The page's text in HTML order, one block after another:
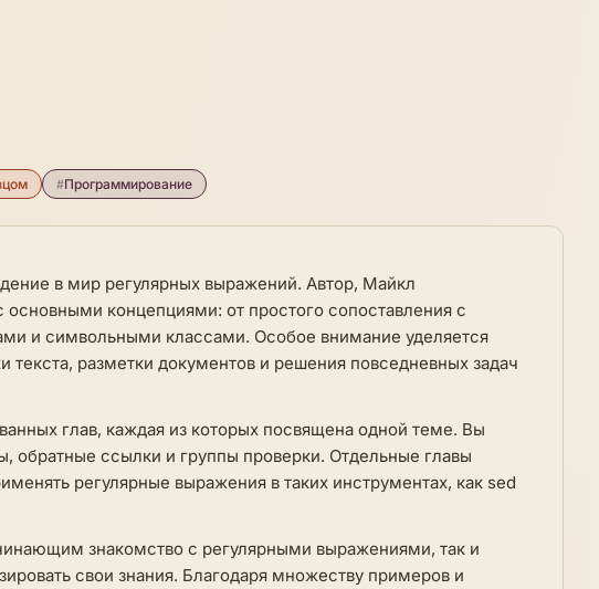
#Программирование
в мир регулярных выражений. Автор, Майкл
концепциями: от простого сопоставления с
и символьными классами. Особое внимание уделяется
разметки документов и решения повседневных задач
глав, каждая из которых посвящена одной теме. Вы
обратные ссылки и группы проверки. Отдельные главы
регулярные выражения в таких инструментах, как sed
знакомство с регулярными выражениями, так и
свои знания. Благодаря множеству примеров и